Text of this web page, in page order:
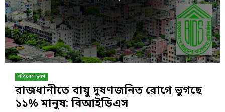
পরিবেশ দূষণ
রাজধানীতে বায়ু দূষণজনিত রোগে ভুগছে
১১% মানুষ: বিআইডিএস